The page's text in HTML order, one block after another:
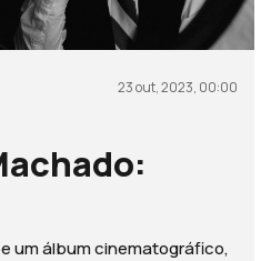
23 out, 2023, 00:00
um álbum cinematográfico,